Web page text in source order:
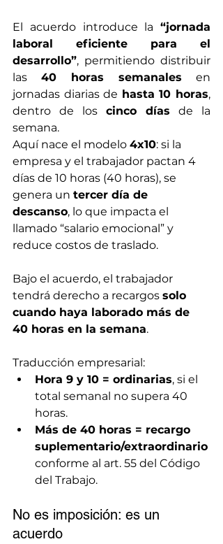
El acuerdo introduce la “jornada
laboral eficiente para el
desarrollo”, permitiendo distribuir
las 40 horas semanales en
jornadas diarias de hasta 10 horas,
dentro de los cinco días de la
semana.
Aquí nace el modelo 4x10: si la
empresa y el trabajador pactan 4
días de 10 horas (40 horas), se
genera un tercer día de
descanso, lo que impacta el
llamado “salario emocional” y
reduce costos de traslado.
Bajo el acuerdo, el trabajador
tendrá derecho a recargos solo
cuando haya laborado más de
40 horas en la semana.
Traducción empresarial:
Hora 9 y 10 = ordinarias, si el
total semanal no supera 40
horas.
Más de 40 horas = recargo
suplementario/extraordinario
conforme al art. 55 del Código
del Trabajo.
No es imposición: es un
acuerdo